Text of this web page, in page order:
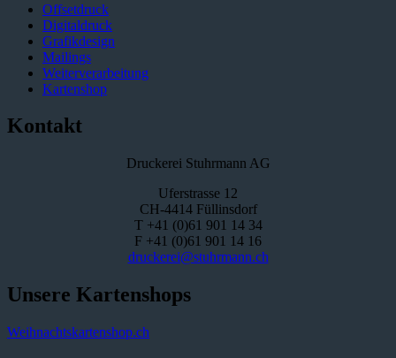
Offsetdruck
Digitaldruck
Grafikdesign
Mailings
Weiterverarbeitung
Kartenshop
Kontakt
Druckerei Stuhrmann AG
Uferstrasse 12
CH-4414 Füllinsdorf
T +41 (0)61 901 14 34
F +41 (0)61 901 14 16
druckerei@stuhrmann.ch
Unsere Kartenshops
Weihnachtskartenshop.ch